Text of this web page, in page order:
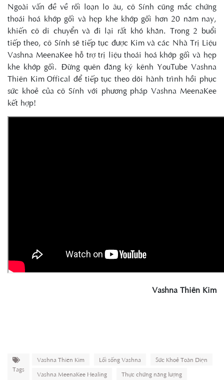
Ngoài vấn đề về rối loạn lo âu, cô Sính cũng mắc chứng
thoái hoá khớp gối và hẹp khe khớp gối hơn 20 năm nay,
khiến cô di chuyển và đi lại rất khó khăn. Trong 2 buổi
tiếp theo, cô Sính sẽ tiếp tục được Kim và các Nhà Trị Liệu
Vashna MeenaKee hỗ trợ trị liệu thoái hoá khớp gối và hẹp
khe khớp gối. Đừng quên đăng ký kênh YouTube Vashna
Thiên Kim Offical để tiếp tục theo dõi hành trình hồi phục
sức khoẻ của cô Sính với phương pháp Vashna MeenaKee
kết hợp!
Vashna Thiên Kim
Tags
Vashna Thiên Kim Lối sống Vashna
Sức Khoẻ Toàn Diện
Vashna MeenaKee Healing
Thực chứng năng lượng